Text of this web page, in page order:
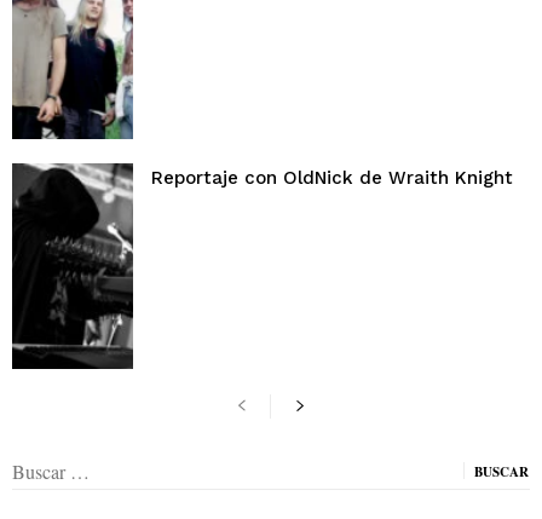
Reportaje con OldNick de Wraith Knight
Buscar: